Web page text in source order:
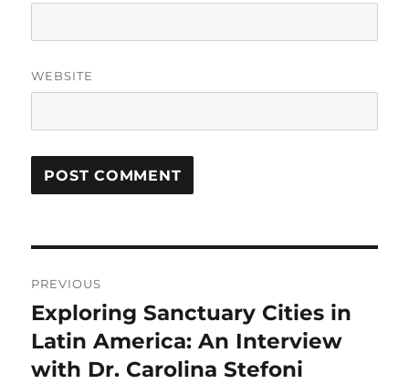
WEBSITE
navigation
PREVIOUS
Previous
post:
Exploring Sanctuary Cities in
Latin America: An Interview
with Dr. Carolina Stefoni